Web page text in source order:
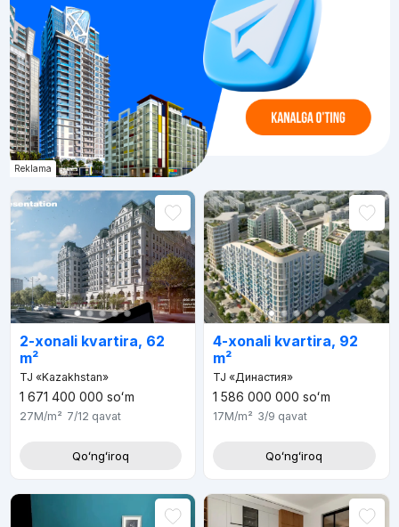
Reklama
2-xonali kvartira, 62
m²
TJ «Kazakhstan»
1 671 400 000 soʻm
27M/m² 7/12 qavat
Qoʻngʻiroq
4-xonali kvartira, 92
m²
TJ «Династия»
1 586 000 000 soʻm
17M/m² 3/9 qavat
Qoʻngʻiroq